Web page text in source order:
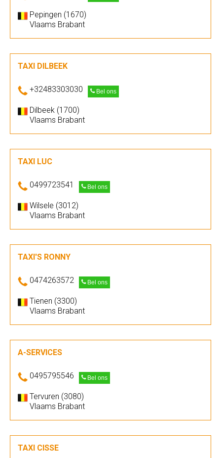
Pepingen (1670)
Vlaams Brabant
TAXI DILBEEK
+32483303030 Bel ons
Dilbeek (1700)
Vlaams Brabant
TAXI LUC
0499723541 Bel ons
Wilsele (3012)
Vlaams Brabant
TAXI'S RONNY
0474263572 Bel ons
Tienen (3300)
Vlaams Brabant
A-SERVICES
0495795546 Bel ons
Tervuren (3080)
Vlaams Brabant
TAXI CISSE